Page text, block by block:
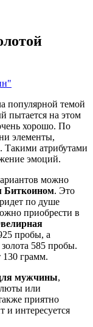
популярной темой
пытается на этом
хорошо. По
элементы,
Такими атрибутами
эмоций.
можно
Биткоином. Это
по душе
приобрести в
пробы, а
585 пробы.
130 грамм.
мужчины,
или
приятно
и интересуется